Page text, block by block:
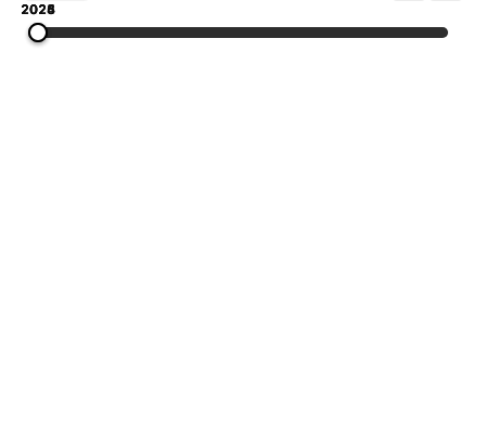
2023
2024
2025
2026